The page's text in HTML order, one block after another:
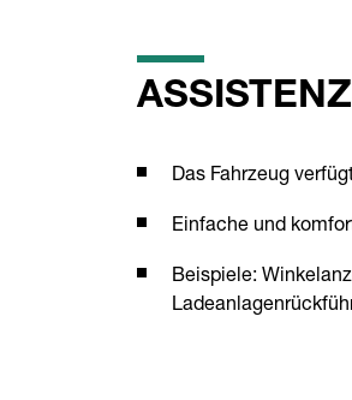
Das Fahrzeug
Einfache und
Beispiele: